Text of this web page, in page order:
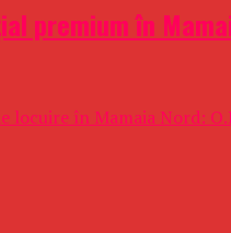
premium în
în Mamaia Nord: